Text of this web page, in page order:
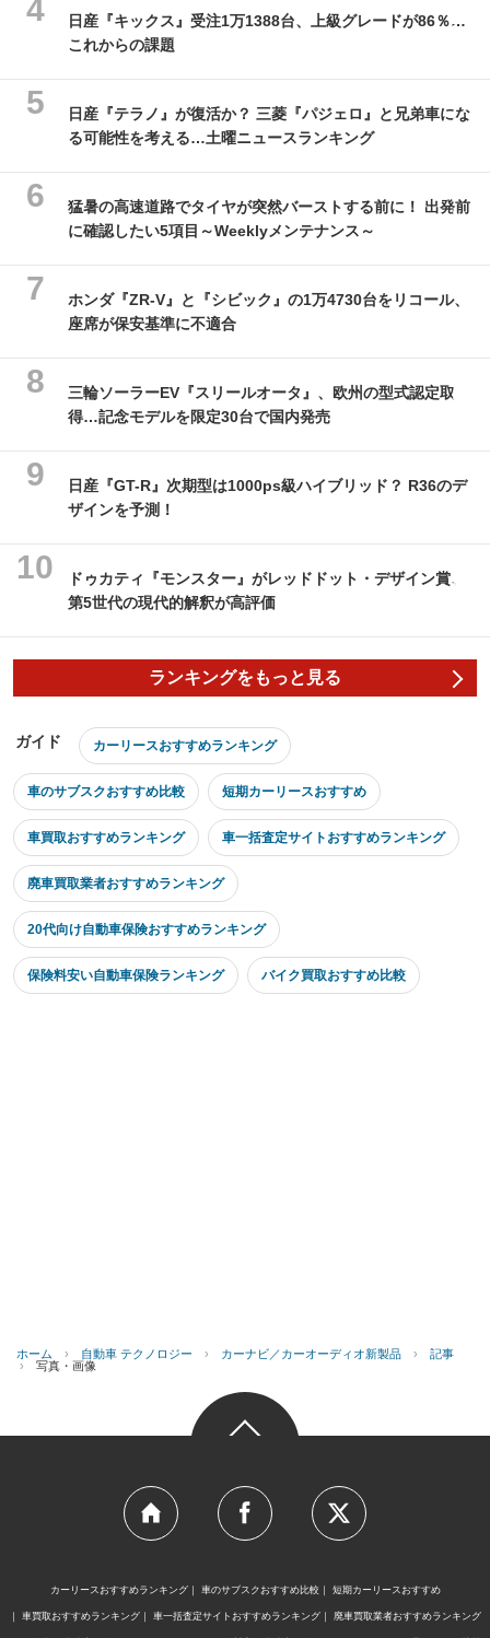
日産『キックス』受注1万1388台、上級グレードが86％…
これからの課題
日産『テラノ』が復活か？ 三菱『パジェロ』と兄弟車にな
る可能性を考える…土曜ニュースランキング
猛暑の高速道路でタイヤが突然バーストする前に！ 出発前
に確認したい5項目～Weeklyメンテナンス～
ホンダ『ZR-V』と『シビック』の1万4730台をリコール、
座席が保安基準に不適合
三輪ソーラーEV『スリールオータ』、欧州の型式認定取
得…記念モデルを限定30台で国内発売
日産『GT-R』次期型は1000ps級ハイブリッド？ R36のデ
ザインを予測！
ドゥカティ『モンスター』がレッドドット・デザイン賞、
第5世代の現代的解釈が高評価
ランキングをもっと見る
ガイド カーリースおすすめランキング
車のサブスクおすすめ比較 短期カーリースおすすめ
車買取おすすめランキング 車一括査定サイトおすすめランキング
廃車買取業者おすすめランキング
20代向け自動車保険おすすめランキング
保険料安い自動車保険ランキング バイク買取おすすめ比較
ホーム › 自動車 テクノロジー › カーナビ／カーオーディオ新製品 ›
記事
›
写真・画像
カーリースおすすめランキング 車のサブスクおすすめ比較 短期カーリースおすすめ
車買取おすすめランキング 車一括査定サイトおすすめランキング 廃車買取業者おすすめランキング